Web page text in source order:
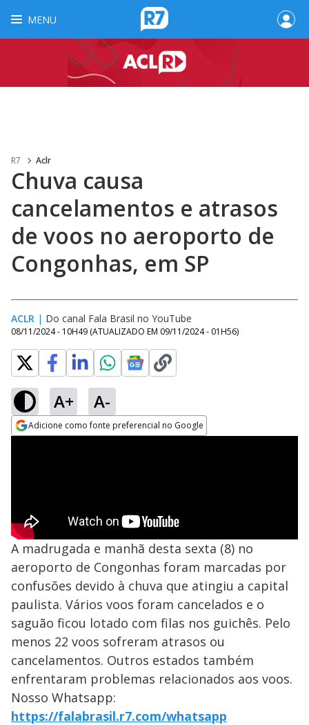
MENU
R7 Aclr
Chuva causa
cancelamentos e atrasos
de voos no aeroporto de
Congonhas, em SP
ACLR | Do canal Fala Brasil no YouTube
08/11/2024 - 10H49 (ATUALIZADO EM 09/11/2024 - 01H56)
A+ A-
Adicione como fonte preferencial no Google
A madrugada e manhã desta sexta (8) no
aeroporto de Congonhas foram marcadas por
confusões devido à chuva que atingiu a capital
paulista. Vários voos foram cancelados e o
saguão ficou lotado com filas nos guichês. Pelo
menos 22 voos sofreram atrasos ou
cancelamentos. Outros estados também
enfrentaram problemas relacionados aos voos.
Nosso Whatsapp:
https://falabrasil.r7.com/whatsapp